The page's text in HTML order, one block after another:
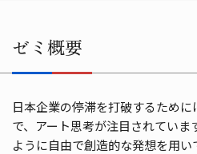
ゼミ概要
⽇本企業の停滞を打破するため
で、アート思考が注⽬されていま
ように自由で創造的な発想を用